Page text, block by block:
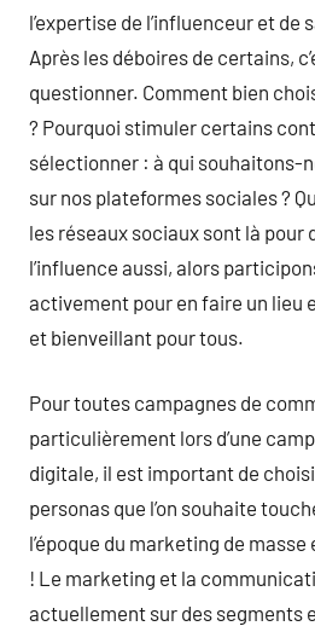
l’expertise de l’influenceur et
Après les déboires de certains,
questionner. Comment bien
? Pourquoi stimuler certains
sélectionner : à qui souhaitons-
sur nos plateformes sociales ?
les réseaux sociaux sont là pour
l’influence aussi, alors
activement pour en faire un lieu
et bienveillant pour tous.
Pour toutes campagnes de
particulièrement lors d’une
digitale, il est important de
personas que l’on souhaite
l’époque du marketing de masse
! Le marketing et la
actuellement sur des segments